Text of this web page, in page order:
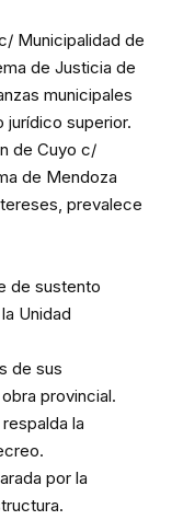
Municipalidad de
de Justicia de
municipales
superior.
de Cuyo c/
de Mendoza
prevalece
sustento
Unidad
de sus
provincial.
la
por la